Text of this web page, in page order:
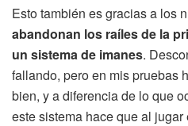
Esto también es gracias a los
abandonan los raíles de la
un sistema de imanes.
fallando, pero en mis pruebas
bien, y a diferencia de lo que
este sistema hace que al